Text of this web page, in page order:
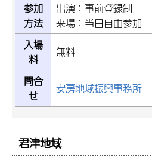
参加
方法
出演：事前登録制
来場：当日自由参加
入場
料
無料
問合
せ
安房地域振興事務所
君津地域